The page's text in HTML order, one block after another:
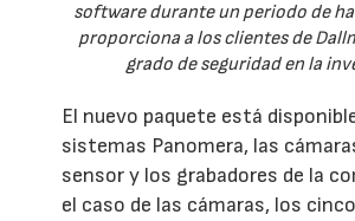
software durante un periodo de
proporciona a los clientes de
grado de seguridad en la
El nuevo paquete está
sistemas Panomera, las
sensor y los grabadores de la
el caso de las cámaras, los